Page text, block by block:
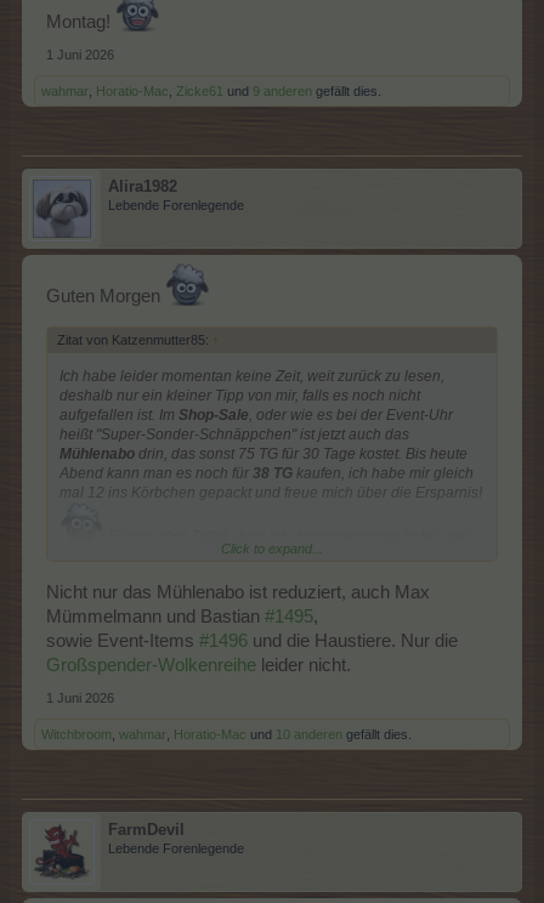
Montag!
1 Juni 2026
wahmar Horatio-Mac Zicke61 und 9 anderen gefällt dies.
Alira1982
Lebende Forenlegende
Guten Morgen
Zitat von Katzenmutter85: ↑
Ich habe leider momentan keine Zeit, weit zurück zu lesen,
deshalb nur ein kleiner Tipp von mir, falls es noch nicht
aufgefallen ist. Im Shop-Sale, oder wie es bei der Event-Uhr
heißt "Super-Sonder-Schnäppchen" ist jetzt auch das
Mühlenabo drin, das sonst 75 TG für 30 Tage kostet. Bis heute
Abend kann man es noch für 38 TG kaufen, ich habe mir gleich
mal 12 ins Körbchen gepackt und freue mich über die Ersparnis!
ich dort sonst gar nichts mehr für mich gefunden hatte.
Habt alle einen guten Wochenstart und einen schönen Montag!
Click to expand...
Nicht nur das Mühlenabo ist reduziert, auch Max
Mümmelmann und Bastian #1495,
sowie Event-Items #1496 und die Haustiere. Nur die
Großspender-Wolkenreihe leider nicht.
1 Juni 2026
Witchbroom wahmar Horatio-Mac und 10 anderen gefällt dies.
FarmDevil
Lebende Forenlegende